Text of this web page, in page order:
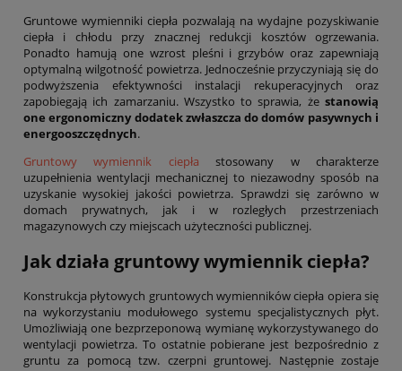
Gruntowe wymienniki ciepła pozwalają na wydajne pozyskiwanie
ciepła i chłodu przy znacznej redukcji kosztów ogrzewania.
Ponadto hamują one wzrost pleśni i grzybów oraz zapewniają
optymalną wilgotność powietrza. Jednocześnie przyczyniają się do
podwyższenia efektywności instalacji rekuperacyjnych oraz
zapobiegają ich zamarzaniu. Wszystko to sprawia, że stanowią
one ergonomiczny dodatek zwłaszcza do domów pasywnych i
energooszczędnych.
Gruntowy wymiennik ciepła stosowany w charakterze
uzupełnienia wentylacji mechanicznej to niezawodny sposób na
uzyskanie wysokiej jakości powietrza. Sprawdzi się zarówno w
domach prywatnych, jak i w rozległych przestrzeniach
magazynowych czy miejscach użyteczności publicznej.
Jak działa gruntowy wymiennik ciepła?
Konstrukcja płytowych gruntowych wymienników ciepła opiera się
na wykorzystaniu modułowego systemu specjalistycznych płyt.
Umożliwiają one bezprzeponową wymianę wykorzystywanego do
wentylacji powietrza. To ostatnie pobierane jest bezpośrednio z
gruntu za pomocą tzw. czerpni gruntowej. Następnie zostaje